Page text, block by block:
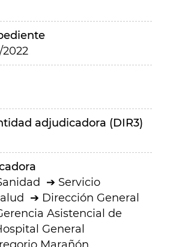
adjudicadora (DIR3)
Servicio
Dirección General
Asistencial de
General